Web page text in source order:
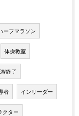
ーフマラソン
体操教室
終了
者 インリーダー
クター